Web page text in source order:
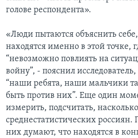
голове респондента».
«Люди пытаются объяснить
находятся именно в этой точке,
“невозможно повлиять на
войну”, - пояснил
“наши ребята, наши мальчики
быть против них”. Еще один
измерить, подсчитать,
среднестатистических россиян.
них думают, что находятся в